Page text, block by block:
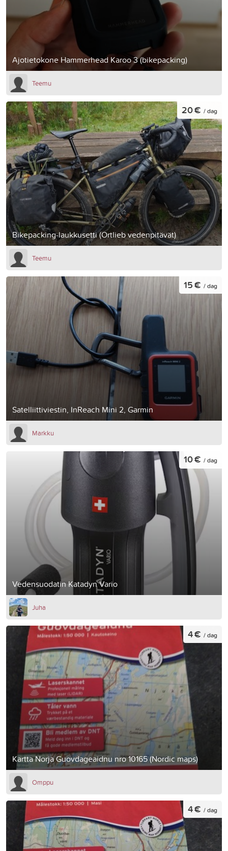
Ajotietokone Hammerhead Karoo 3 (bikepacking)
Teemu
Bikepacking-laukkusetti (Ortlieb vedenpitävät)
20 € / dag
Teemu
Satelliittiviestin, InReach Mini 2, Garmin
15 € / dag
Markku
Vedensuodatin Katadyn Vario
10 € / dag
Juha
Kartta Norja Guovdageaidnu nro 10165 (Nordic maps)
4 € / dag
Omppu
4 € / dag